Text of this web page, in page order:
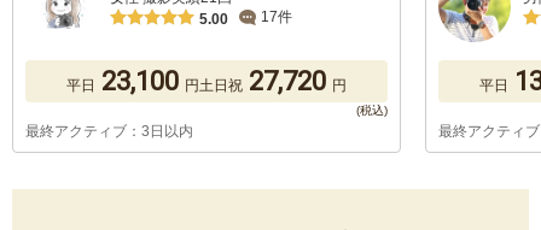
5.00
17件
平日 23,100 円土日祝 27,720 円
最終アクティブ：3日以内
平日
最終アクティ